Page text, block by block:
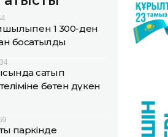
1 300-ден
босатылды
сатып
бөтен дүкен
паркінде